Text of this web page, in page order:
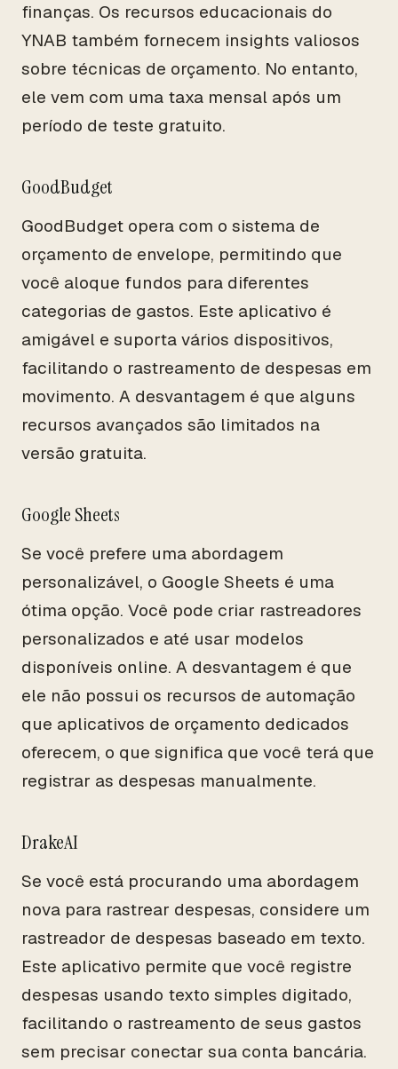
finanças. Os recursos educacionais do
YNAB também fornecem insights valiosos
sobre técnicas de orçamento. No entanto,
ele vem com uma taxa mensal após um
período de teste gratuito.
GoodBudget
GoodBudget opera com o sistema de
orçamento de envelope, permitindo que
você aloque fundos para diferentes
categorias de gastos. Este aplicativo é
amigável e suporta vários dispositivos,
facilitando o rastreamento de despesas em
movimento. A desvantagem é que alguns
recursos avançados são limitados na
versão gratuita.
Google Sheets
Se você prefere uma abordagem
personalizável, o Google Sheets é uma
ótima opção. Você pode criar rastreadores
personalizados e até usar modelos
disponíveis online. A desvantagem é que
ele não possui os recursos de automação
que aplicativos de orçamento dedicados
oferecem, o que significa que você terá que
registrar as despesas manualmente.
DrakeAI
Se você está procurando uma abordagem
nova para rastrear despesas, considere um
rastreador de despesas baseado em texto.
Este aplicativo permite que você registre
despesas usando texto simples digitado,
facilitando o rastreamento de seus gastos
sem precisar conectar sua conta bancária.